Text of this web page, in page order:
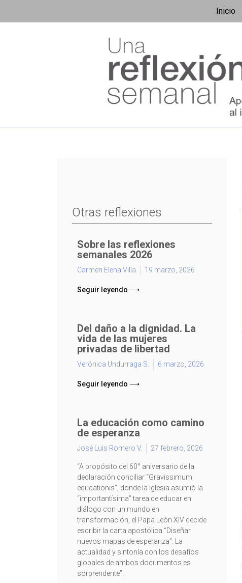
Inicio
Otras reflexiones
Sobre las reflexiones
semanales 2026
Carmen Elena Villa 19 marzo, 2026
Seguir leyendo ⟶
Del daño a la dignidad. La
vida de las mujeres
privadas de libertad
Verónica Undurraga S. 6 marzo, 2026
Seguir leyendo ⟶
La educación como camino
de esperanza
José Luis Romero V. 27 febrero, 2026
“A propósito del 60° aniversario de la
declaración conciliar “Gravissimum
educationis”, donde la Iglesia asumió la
“importantísima” tarea de educar en
diálogo con un mundo en
transformación, el Papa León XIV decide
escribir la carta apostólica “Diseñar
nuevos mapas de esperanza”. La
actualidad y sintonía con los desafíos
globales de ambos documentos es
sorprendente”.